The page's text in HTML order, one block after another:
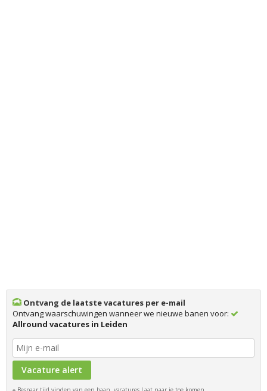
Ontvang de laatste vacatures per e-mail
Ontvang waarschuwingen wanneer we nieuwe banen voor:
Allround vacatures in Leiden